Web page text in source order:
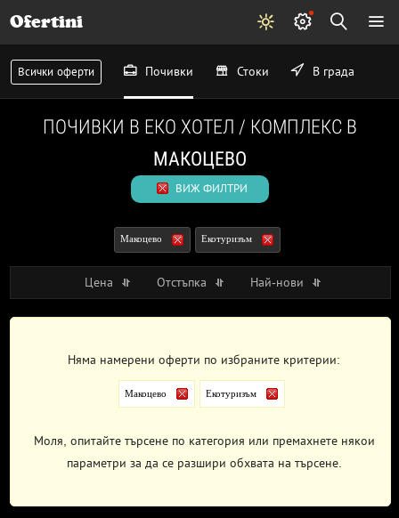
Ofertini
Всички оферти Почивки Стоки В града
ПОЧИВКИ В ЕКО ХОТЕЛ / КОМПЛЕКС В
МАКОЦЕВО
ВИЖ ФИЛТРИ
Макоцево Екотуризъм
Цена Отстъпка Най-нови
Няма намерени оферти по избраните критерии:
Макоцево Екотуризъм
Моля, опитайте търсене по категория или премахнете някои
параметри за да се разшири обхвата на търсене.